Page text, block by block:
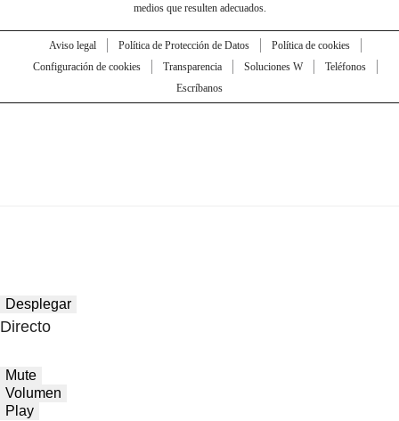
medios que resulten adecuados.
Aviso legal Política de Protección de Datos
Política de cookies
Configuración de cookies
Transparencia Soluciones W
Teléfonos
Escríbanos
Desplegar
Directo
Mute
Volumen
Play